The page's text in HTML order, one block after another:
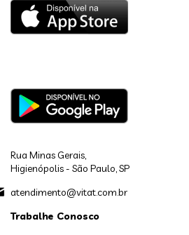
Rua Minas Gerais,
Higienópolis - São Paulo, SP
atendimento@vitat.com.br
Trabalhe Conosco